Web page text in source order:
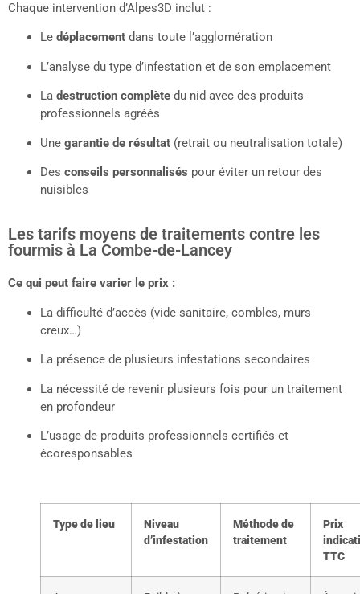
Chaque intervention d’Alpes3D inclut :
Le déplacement dans toute l’agglomération
L’analyse du type d’infestation et de son emplacement
La destruction complète du nid avec des produits
professionnels agréés
Une garantie de résultat (retrait ou neutralisation totale)
Des conseils personnalisés pour éviter un retour des
nuisibles
Les tarifs moyens de traitements contre les
fourmis à La Combe-de-Lancey
Ce qui peut faire varier le prix :
La difficulté d’accès (vide sanitaire, combles, murs
creux…)
La présence de plusieurs infestations secondaires
La nécessité de revenir plusieurs fois pour un traitement
en profondeur
L’usage de produits professionnels certifiés et
écoresponsables
Type de lieu
Niveau
d’infestation
Méthode de
traitement
Prix
TTC